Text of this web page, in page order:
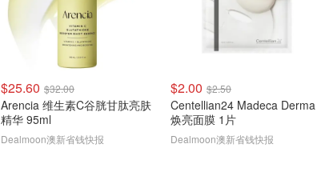
$25.60 $32.00
Arencia 维生素C谷胱甘肽亮肤
精华 95ml
Dealmoon澳新省钱快报
$2.00 $2.50
Centellian24 Madeca Derma
焕亮面膜 1片
Dealmoon澳新省钱快报